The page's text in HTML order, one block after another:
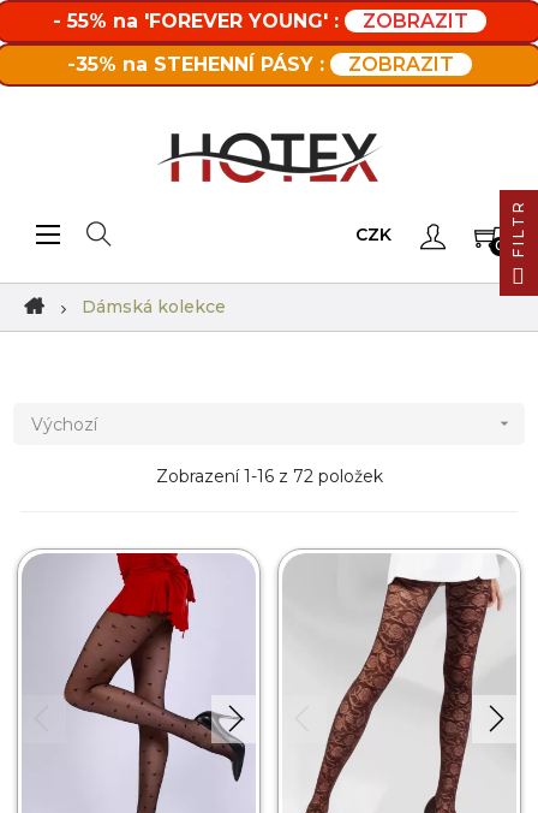
- 55% na 'FOREVER YOUNG' :
ZOBRAZIT
-35% na STEHENNÍ PÁSY :
ZOBRAZIT
Toggle navigation
☰ CZK
0
Dámská kolekce
Výchozí 
Zobrazení 1-16 z 72 položek
FILTR